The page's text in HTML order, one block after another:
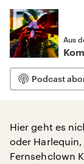
Aus
Podcast
Hier geht es
oder
Fernsehclown